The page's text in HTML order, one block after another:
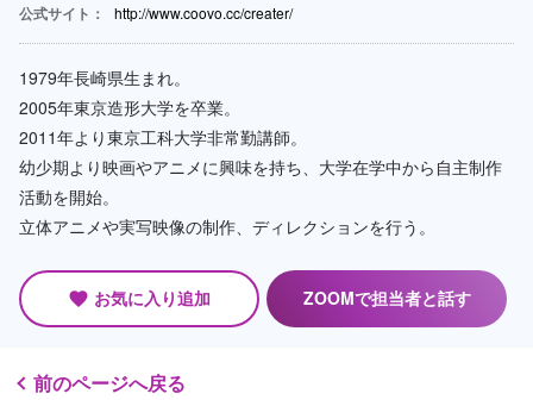
公式サイト： http://www.coovo.cc/creater/
1979年長崎県生まれ。
2005年東京造形大学を卒業。
2011年より東京工科大学非常勤講師。
幼少期より映画やアニメに興味を持ち、大学在学中から自主制作
活動を開始。
立体アニメや実写映像の制作、ディレクションを行う。
favorite お気に入り追加 ZOOMで担当者と話す
前のページへ戻る